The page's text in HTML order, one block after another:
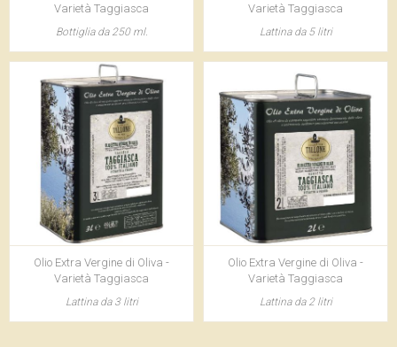
Varietà Taggiasca
Bottiglia da 250 ml.
Varietà Taggiasca
Lattina da 5 litri
Olio Extra Vergine di Oliva -
Varietà Taggiasca
Lattina da 3 litri
Olio Extra Vergine di Oliva -
Varietà Taggiasca
Lattina da 2 litri